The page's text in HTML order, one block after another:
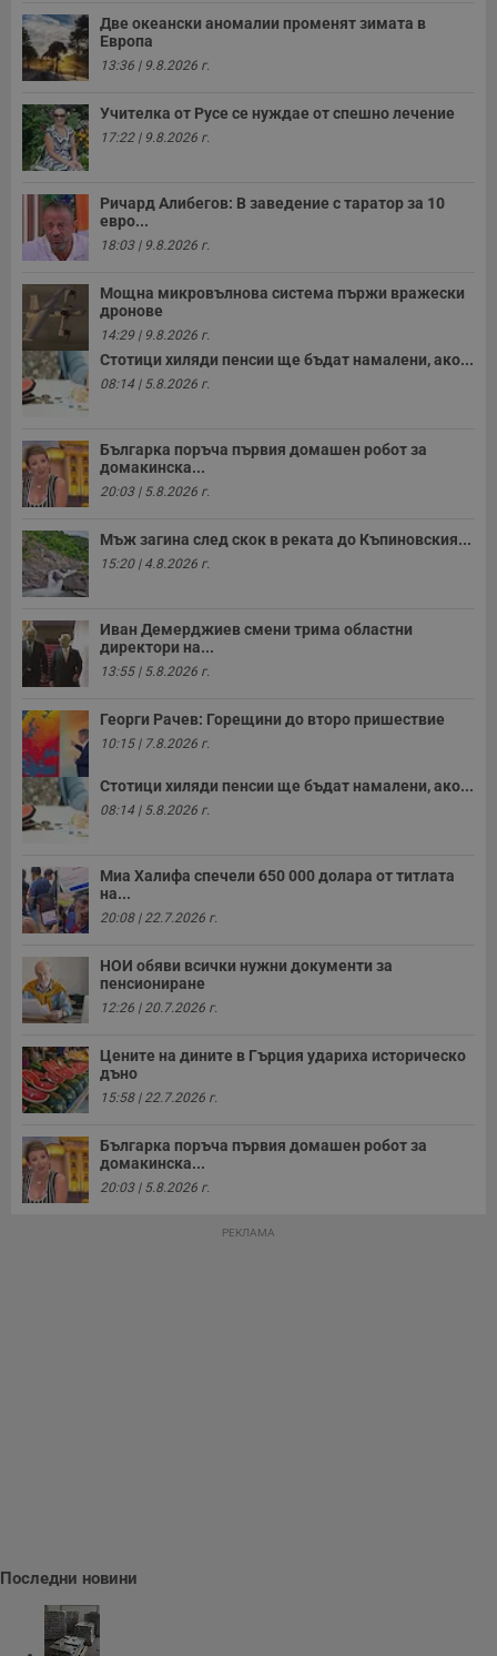
Две океански аномалии променят зимата в
Европа
13:36 | 9.8.2026 г.
Учителка от Русе се нуждае от спешно лечение
17:22 | 9.8.2026 г.
Ричард Алибегов: В заведение с таратор за 10
евро...
18:03 | 9.8.2026 г.
Мощна микровълнова система пържи вражески
дронове
14:29 | 9.8.2026 г.
Стотици хиляди пенсии ще бъдат намалени, ако...
08:14 | 5.8.2026 г.
Българка поръча първия домашен робот за
домакинска...
20:03 | 5.8.2026 г.
Мъж загина след скок в реката до Къпиновския...
15:20 | 4.8.2026 г.
Иван Демерджиев смени трима областни
директори на...
13:55 | 5.8.2026 г.
Георги Рачев: Горещини до второ пришествие
10:15 | 7.8.2026 г.
Стотици хиляди пенсии ще бъдат намалени, ако...
08:14 | 5.8.2026 г.
Миа Халифа спечели 650 000 долара от титлата
на...
20:08 | 22.7.2026 г.
НОИ обяви всички нужни документи за
пенсиониране
12:26 | 20.7.2026 г.
Цените на дините в Гърция удариха историческо
дъно
15:58 | 22.7.2026 г.
Българка поръча първия домашен робот за
домакинска...
20:03 | 5.8.2026 г.
РЕКЛАМА
Последни новини